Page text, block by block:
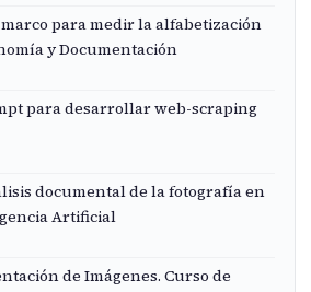
marco para medir la alfabetización
y Documentación
para desarrollar web-scraping
documental de la fotografía en
Artificial
de Imágenes. Curso de